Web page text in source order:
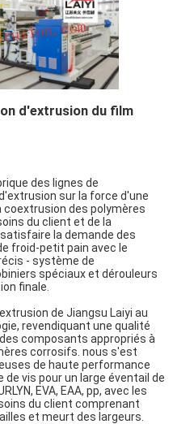
d'extrusion du film
des lignes de
sur la force d'une
des polymères
du client et de la
la demande des
froid-petit pain avec le
- système de
spéciaux et dérouleurs
finale.
de Jiangsu Laiyi au
revendiquant une qualité
composants appropriés à
corrosifs. nous s'est
de haute performance
vis pour un large éventail de
EVA, EAA, pp, avec les
du client comprenant
et meurt des largeurs.